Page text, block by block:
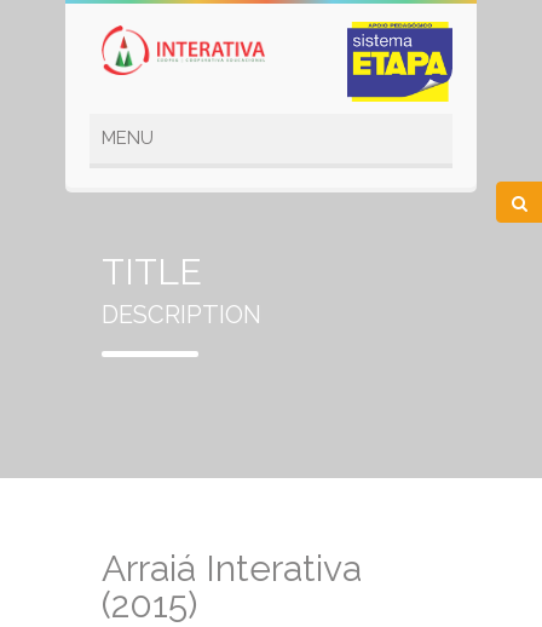
TITLE
DESCRIPTION
Arraiá Interativa
(2015)